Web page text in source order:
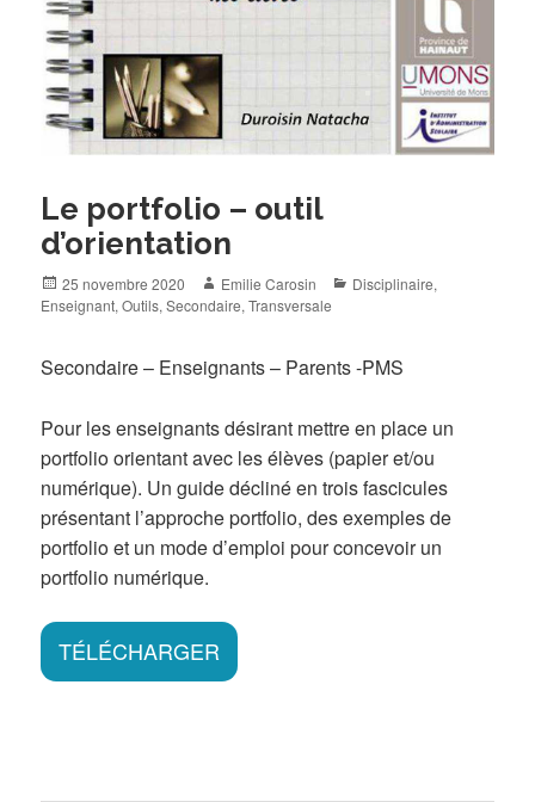
Le portfolio – outil
d’orientation
Posted
on
25 novembre 2020 Author
Emilie Carosin Categories
Disciplinaire,
Enseignant,Outils,Secondaire,Transversale
Secondaire – Enseignants – Parents -PMS
Pour les enseignants désirant mettre en place un
portfolio orientant avec les élèves (papier et/ou
numérique). Un guide décliné en trois fascicules
présentant l’approche portfolio, des exemples de
portfolio et un mode d’emploi pour concevoir un
portfolio numérique.
TÉLÉCHARGER